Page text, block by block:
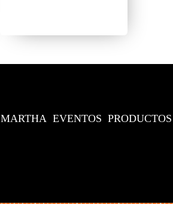
MARTHA EVENTOS PRODUCTOS